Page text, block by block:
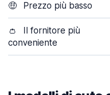
🤑 Prezzo più basso
👛
Il fornitore più
conveniente